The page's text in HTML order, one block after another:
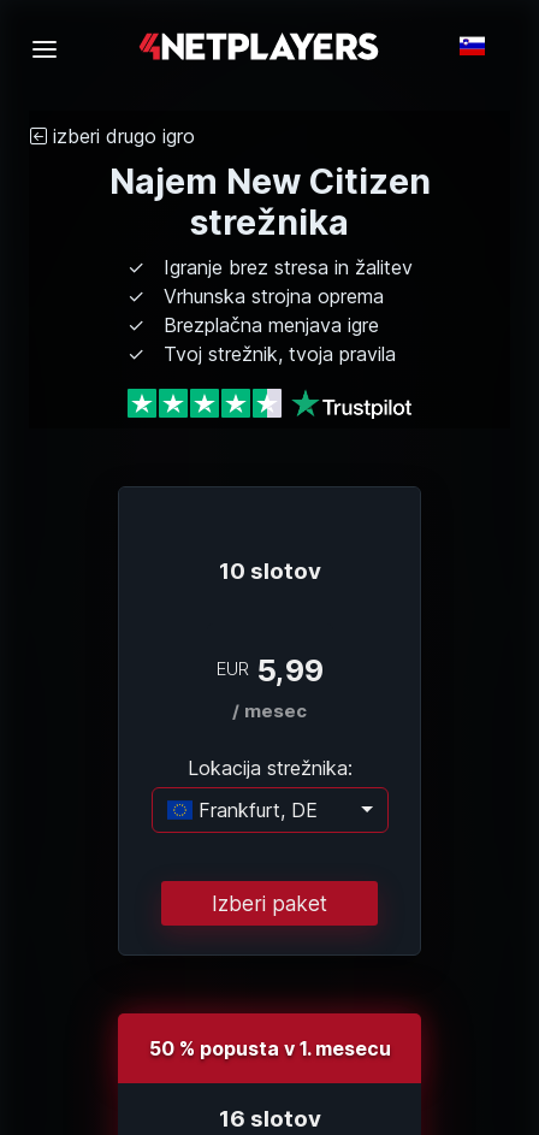
izberi drugo igro
Najem New Citizen
strežnika
Igranje brez stresa in žalitev
Vrhunska strojna oprema
Brezplačna menjava igre
Tvoj strežnik, tvoja pravila
10 slotov
EUR 5,99
/ mesec
Lokacija strežnika:
Frankfurt, DE
Nalagam …
Izberi paket
50 % popusta v 1. mesecu
16 slotov